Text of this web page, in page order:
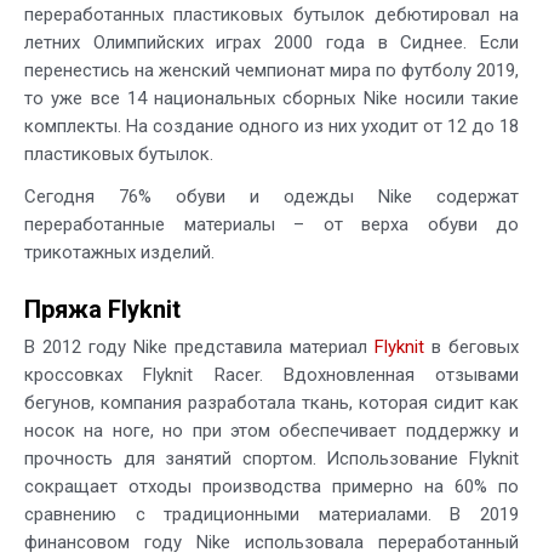
переработанных пластиковых бутылок дебютировал на
летних Олимпийских играх 2000 года в Сиднее. Если
перенестись на женский чемпионат мира по футболу 2019,
то уже все 14 национальных сборных Nike носили такие
комплекты. На создание одного из них уходит от 12 до 18
пластиковых бутылок.
Сегодня 76% обуви и одежды Nike содержат
переработанные материалы – от верха обуви до
трикотажных изделий.
Пряжа Flyknit
В 2012 году Nike представила материал Flyknit в беговых
кроссовках Flyknit Racer. Вдохновленная отзывами
бегунов, компания разработала ткань, которая сидит как
носок на ноге, но при этом обеспечивает поддержку и
прочность для занятий спортом. Использование Flyknit
сокращает отходы производства примерно на 60% по
сравнению с традиционными материалами. В 2019
финансовом году Nike использовала переработанный